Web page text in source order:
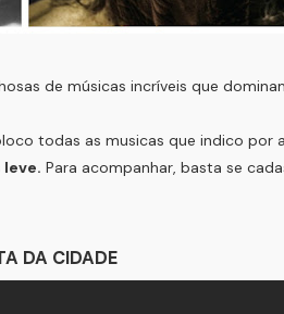
de músicas incríveis que
todas as musicas que indico por
leve. Para acompanhar, basta se
DA CIDADE